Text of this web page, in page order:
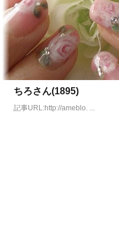
ちろさん(1895)
記事URL:http://ameblo. ...